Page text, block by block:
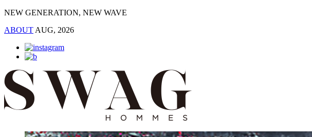
NEW GENERATION, NEW WAVE
ABOUT AUG, 2026